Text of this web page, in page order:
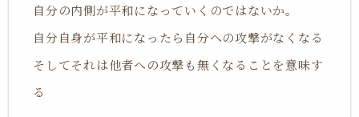
自分の内側が平和になっていくのではないか。
自分自身が平和になったら自分への攻撃がなくなる
そしてそれは他者への攻撃も無くなることを意味す
る